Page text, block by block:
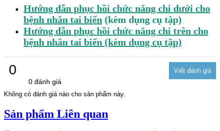
Hướng dẫn phục hồi chức năng chi dưới cho
bệnh nhân tai biến (kèm dụng cụ tập)
Hướng dẫn phục hồi chức năng chi trên cho
bệnh nhân tai biến (kèm dụng cụ tập)
0
0 đánh giá
Không có đánh giá nào cho sản phẩm này.
Sản phẩm Liên quan